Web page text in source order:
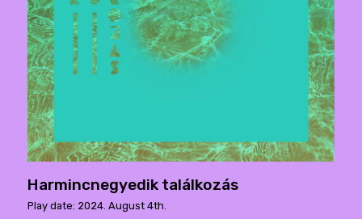
Harmincnegyedik találkozás
Play date: 2024. August 4th.